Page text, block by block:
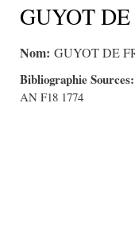
Vous êtes ici
GUYOT
Nom: GUYOT DE
Bibliographie Sources:
AN F18 1774